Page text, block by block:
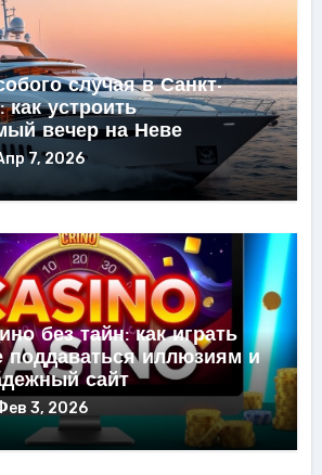
случая в Санкт-
как устроить
вечер на Неве
7, 2026
без тайн: как играть
поддаваться иллюзиям и
сайт
3, 2026